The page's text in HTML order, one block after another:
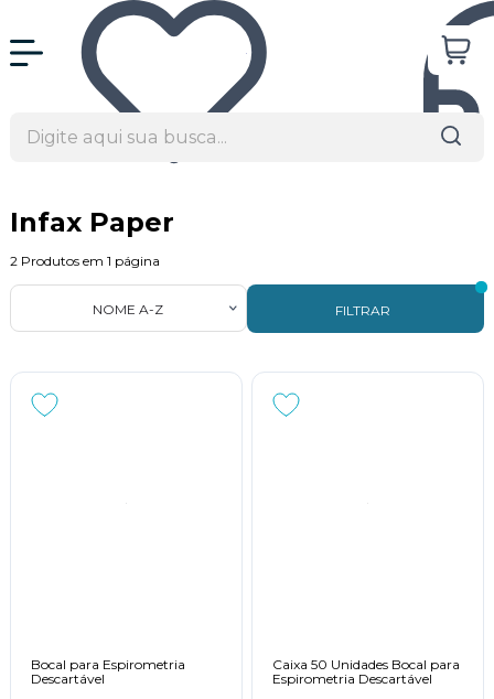
Infax Paper
2 Produtos em 1 página
FILTRAR
NOME A-Z
Bocal para Espirometria
Descartável
Caixa 50 Unidades Bocal para
Espirometria Descartável